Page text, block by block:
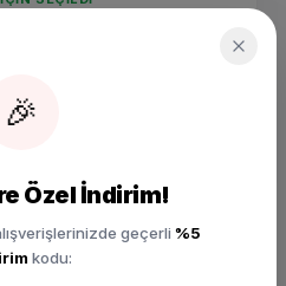
🎉
Özel İndirim!
geçerli %5
kodu: